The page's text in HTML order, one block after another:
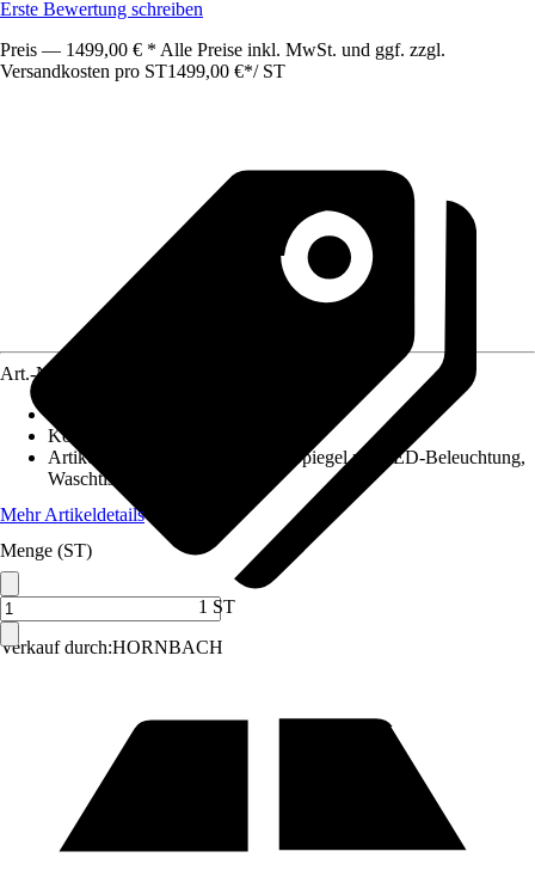
Erste Bewertung schreiben
Preis — 1499,00 € * Alle Preise inkl. MwSt. und ggf. zzgl.
Versandkosten pro ST1499,00 €*/ ST
Verkauf durch:HORNBACH
Art.-Nr.
Korpusfarbe
Artikel besteht aus
Waschtisch, Spiegel mit LED-Beleuchtung,
Waschtischunterschrank
Mehr Artikeldetails
Menge (ST)
1 ST